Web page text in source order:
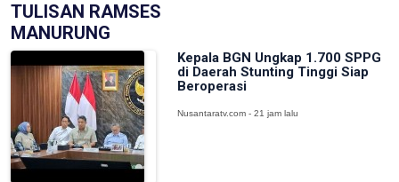
TULISAN RAMSES
MANURUNG
Kepala BGN Ungkap 1.700 SPPG
di Daerah Stunting Tinggi Siap
Beroperasi
Nusantaratv.com - 21 jam lalu